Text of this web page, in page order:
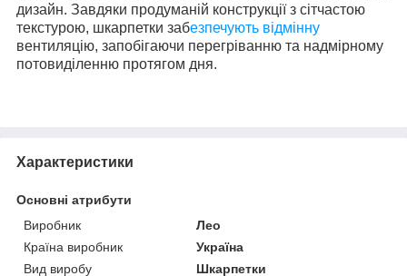
дизайн. Завдяки продуманій конструкції з сітчастою
текстурою, шкарпетки забезпечують відмінну
вентиляцію, запобігаючи перегріванню та надмірному
потовиділенню протягом дня.
Характеристики
Основні атрибути
Виробник
Лео
Країна виробник
Україна
Вид виробу
Шкарпетки